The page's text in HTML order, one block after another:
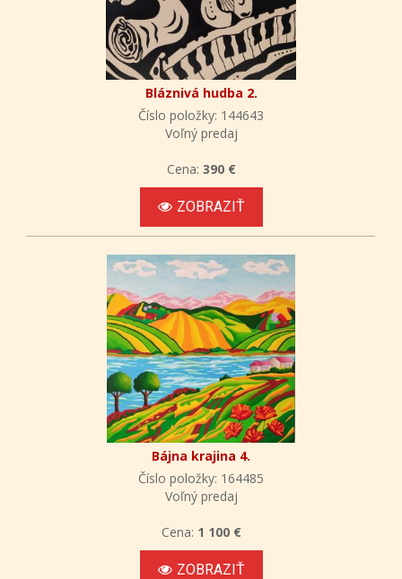
Bláznivá hudba 2.
Číslo položky: 144643
Voľný predaj
Cena: 390 €
ZOBRAZIŤ
Bájna krajina 4.
Číslo položky: 164485
Voľný predaj
Cena: 1 100 €
ZOBRAZIŤ